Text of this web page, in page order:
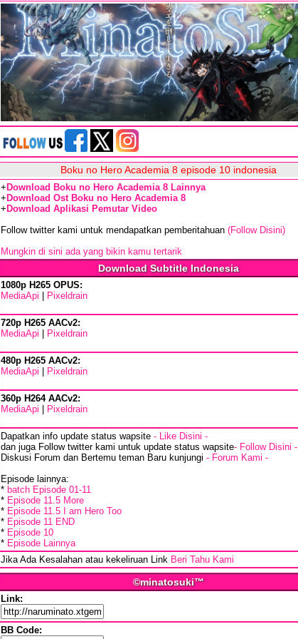
Boku no Hero Academia 8 episode 10 indonesia
+ Download Boku no Hero Academia 8 Lainnya
+ Download Ost Boku no Hero Academia 8
+ Download Aplikasi Pemutar Video
Follow twitter kami untuk mendapatkan pemberitahuan (Follow Disini)
Mungkin di sini ada yang bikin kamu tertarik
Download Subtitle Indonesia
1080p H265 OPUS:
MediaApi
Pixeldrain
720p H265 AACv2:
MediaApi
Pixeldrain
480p H265 AACv2:
MediaApi
Pixeldrain
360p H264 AACv2:
MediaApi
Pixeldrain
Dapatkan info update status wapsite - Like Disini -
dan juga Follow twitter kami untuk update status wapsite- Follow Disini -
Diskusi Forum dan Bertemu teman Baru kunjungi - Forum Kami -
Episode lainnya:
* batch Episode 01-11
* Episode 11.5 More
* Episode 11.5 I am Hero Too
* Episode 11 END
* Episode 10
* Episode Lainnya
Jika Ada Kesalahan atau kekeliruan Link Beri Tahu Kami
©minatosuki™
Link:
BB Code: